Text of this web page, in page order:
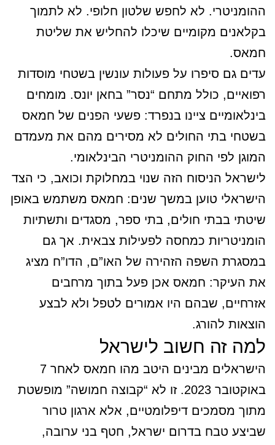
ההומניטרי. לא לחפש שלטון חלופי. לא לתמוך
בקלאנים מקומיים שיכלו להחליש את שליטת
חמאס.
עדים גם סיפרו על פעולות עונשין בשטחי מוסדות
רפואיים, כולל מתחם “נסר” בחאן יונס. מומחים
בינלאומיים ציינו בנפרד: פשעי הפנים של חמאס
בשטחי בתי החולים לא מסירים מהם את מעמדם
המוגן לפי החוק ההומניטרי הבינלאומי.
לישראל הניסוח הזה שנוי במחלוקת וכואב, כי הצד
הישראלי טוען במשך שנים: חמאס משתמש באופן
שיטתי בבתי חולים, בתי ספר, מסגדים ותשתיות
הומניטריות כמחסה לפעילות צבאית. אך גם
במסגרת השפה הזהירה של האו”ם, הדו”ח מציג
את העיקר: חמאס אכן פעל בתוך מרחבים
אזרחיים, שבהם היו אמורים לטפל ולא לבצע
הוצאות להורג.
למה זה חשוב לישראל
הישראלים מבינים היטב מהו חמאס לאחר 7
באוקטובר 2023. זו לא “קבוצה חמושה” מופשטת
מתוך מסמכים דיפלומטיים, אלא ארגון טרור
שביצע טבח בדרום ישראל, חטף בני ערובה,